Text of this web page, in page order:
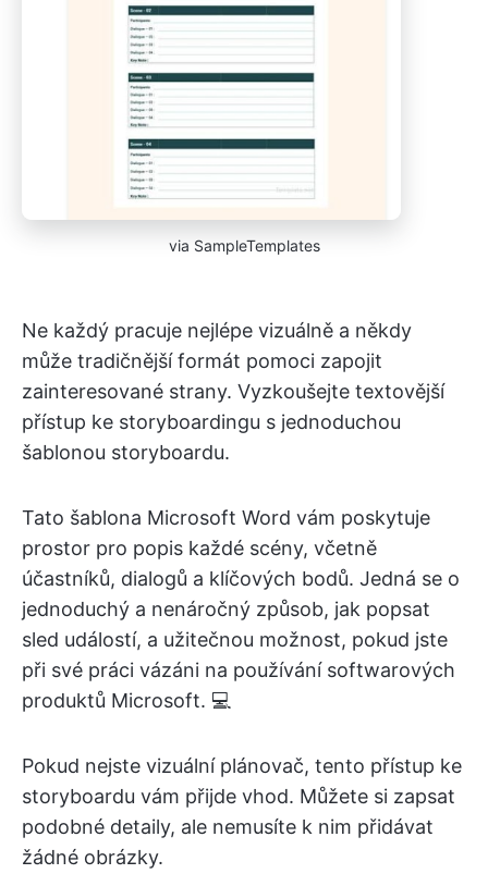
via SampleTemplates
Ne každý pracuje nejlépe vizuálně a někdy
může tradičnější formát pomoci zapojit
zainteresované strany. Vyzkoušejte textovější
přístup ke storyboardingu s jednoduchou
šablonou storyboardu.
Tato šablona Microsoft Word vám poskytuje
prostor pro popis každé scény, včetně
účastníků, dialogů a klíčových bodů. Jedná se o
jednoduchý a nenáročný způsob, jak popsat
sled událostí, a užitečnou možnost, pokud jste
při své práci vázáni na používání softwarových
produktů Microsoft. 💻
Pokud nejste vizuální plánovač, tento přístup ke
storyboardu vám přijde vhod. Můžete si zapsat
podobné detaily, ale nemusíte k nim přidávat
žádné obrázky.